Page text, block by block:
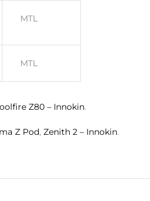
MTL
MTL
Z80 – Innokin.
Z Pod, Zenith 2 – Innokin.